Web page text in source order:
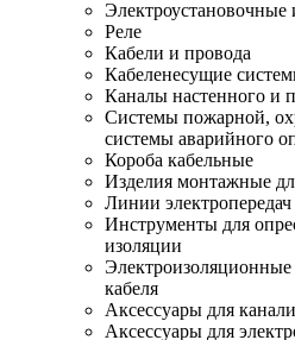
Электроустановочные
Реле
Кабели и провода
Кабеленесущие
Каналы настенного и
Системы пожарной,
системы аварийного
Короба кабельные
Изделия монтажные
Линии
Инструменты для
изоляции
кабеля
Аксессуары для
Аксессуары для